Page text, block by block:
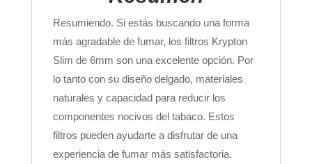
Resumiendo. Si estás buscando una forma
más agradable de fumar, los filtros Krypton
Slim de 6mm son una excelente opción. Por
lo tanto con su diseño delgado, materiales
naturales y capacidad para reducir los
componentes nocivos del tabaco. Estos
filtros pueden ayudarte a disfrutar de una
experiencia de fumar más satisfactoria.